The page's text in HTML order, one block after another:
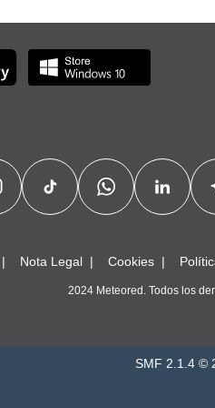
Nota Legal Cookies
2024 Meteored. Todos los
SMF 2.1.4 ©